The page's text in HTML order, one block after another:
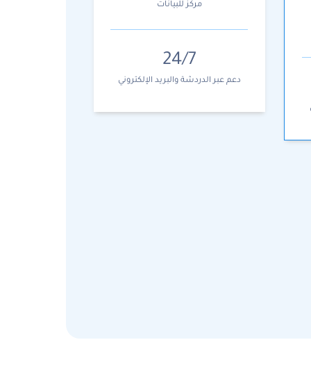
مركز للبيانات
24/7
دعم عبر الدردشة والبريد الإلكتروني